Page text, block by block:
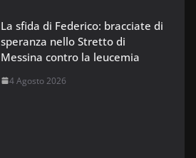
La sfida di Federico: bracciate di
speranza nello Stretto di
Messina contro la leucemia
4 Agosto 2026